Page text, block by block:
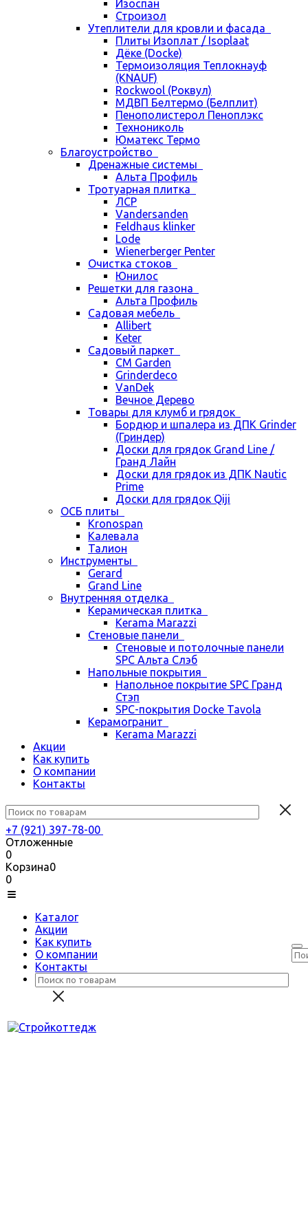
Изоспан
Строизол
Утеплители для кровли и фасада
Плиты Изоплат / Isoplaat
Дёке (Docke)
Термоизоляция Теплокнауф
(KNAUF)
Rockwool (Роквул)
МДВП Белтермо (Белплит)
Пенополистерол Пеноплэкс
Технониколь
Юматекс Термо
Благоустройство
Дренажные системы
Альта Профиль
Тротуарная плитка
ЛСР
Vandersanden
Feldhaus klinker
Lode
Wienerberger Penter
Очистка стоков
Юнилос
Решетки для газона
Альта Профиль
Садовая мебель
Allibert
Keter
Садовый паркет
CM Garden
Grinderdeco
VanDek
Вечное Дерево
Товары для клумб и грядок
Бордюр и шпалера из ДПК Grinder
(Гриндер)
Доски для грядок Grand Line /
Гранд Лайн
Доски для грядок из ДПК Nautic
Prime
Доски для грядок Qiji
ОСБ плиты
Kronospan
Калевала
Талион
Инструменты
Gerard
Grand Line
Внутренняя отделка
Керамическая плитка
Kerama Marazzi
Стеновые панели
Стеновые и потолочные панели
SPC Альта Слэб
Напольные покрытия
Напольное покрытие SPC Гранд
Стэп
SPC-покрытия Docke Tavola
Керамогранит
Kerama Marazzi
Акции
Как купить
О компании
Контакты
+7 (921) 397-78-00
Отложенные
0
Корзина0
0
Каталог
Акции
Как купить
О компании
Контакты